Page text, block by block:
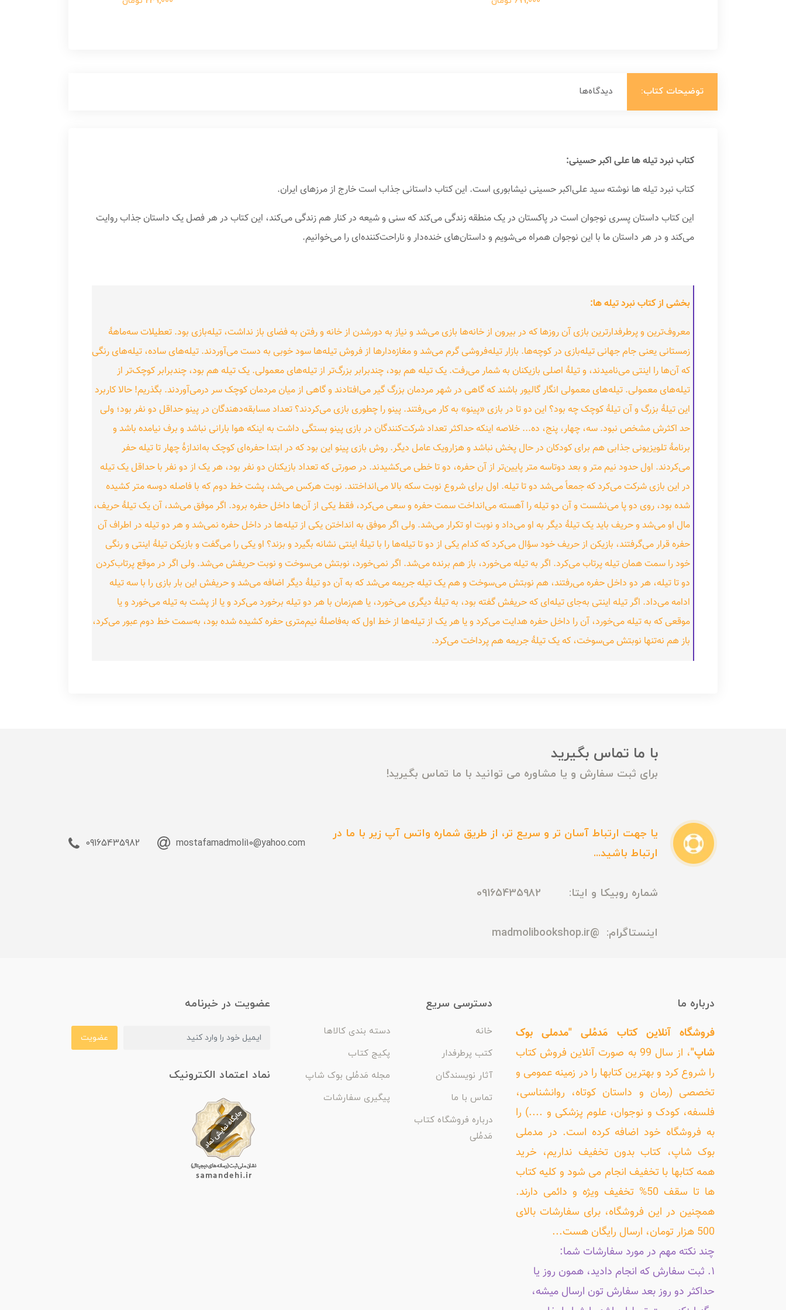
توضیحات کتاب: دیدگاه‌ها
کتاب نبرد تیله ها علی اکبر حسینی:
کتاب نبرد تیله ها نوشته سید علی‌اکبر حسینی نیشابوری است. این کتاب داستانی جذاب است خارج از مرزهای ایران.
این کتاب داستان پسری نوجوان است در پاکستان در یک منطقه زندگی می‌کند که سنی و شیعه در کنار هم زندگی می‌کند، این کتاب در هر فصل یک داستان جذاب روایت
می‌کند و در هر داستان ما با این نوجوان همراه می‌شویم و داستان‌های خنده‌دار و ناراحت‌کننده‌ای را می‌خوانیم.
بخشی از کتاب نبرد تیله ها:
معروف‌ترین و پرطرفدارترین بازی آن روزها که در بیرون از خانه‌ها بازی می‌شد و نیاز به دورشدن از خانه و رفتن به فضای باز نداشت، تیله‌بازی بود. تعطیلات سه‌ماههٔ
زمستانی یعنی جام جهانی تیله‌بازی در کوچه‌ها. بازار تیله‌فروشی گرم می‌شد و مغازه‌دارها از فروش تیله‌ها سود خوبی به دست می‌آوردند. تیله‌های ساده، تیله‌های رنگی
که آن‌ها را اینتی می‌نامیدند، و تیلهٔ اصلی بازیکنان به شمار می‌رفت. یک تیله هم بود، چندبرابر بزرگ‌تر از تیله‌های معمولی. یک تیله هم بود، چندبرابر کوچک‌تر از
تیله‌های معمولی. تیله‌های معمولی انگار گالیور باشند که گاهی در شهر مردمان بزرگ گیر می‌افتادند و گاهی از میان مردمان کوچک سر درمی‌آوردند. بگذریم! حالا کاربرد
این تیلهٔ بزرگ و آن تیلهٔ کوچک چه بود؟ این دو تا در بازی «پینو» به کار می‌رفتند. پینو را چطوری بازی می‌کردند؟ تعداد مسابقه‌دهندگان در پینو حداقل دو نفر بود؛ ولی
حد اکثرش مشخص نبود. سه، چهار، پنج، ده... خلاصه اینکه حداکثر تعداد شرکت‌کنندگان در بازی پینو بستگی داشت به اینکه هوا بارانی نباشد و برف نیامده باشد و
برنامهٔ تلویزیونی جذابی هم برای کودکان در حال پخش نباشد و هزارویک عامل دیگر. روش بازی پینو این بود که در ابتدا حفره‌ای کوچک به‌اندازهٔ چهار تا تیله حفر
می‌کردند. اول حدود نیم متر و بعد دوتاسه متر پایین‌تر از آن حفره، دو تا خطی می‌کشیدند. در صورتی که تعداد بازیکنان دو نفر بود، هر یک از دو نفر با حداقل یک تیله
در این بازی شرکت می‌کرد که جمعاً می‌شد دو تا تیله. اول برای شروع نوبت سکه بالا می‌انداختند. نوبت هرکس می‌شد، پشت خط دوم که با فاصله دوسه متر کشیده
شده بود، روی دو پا می‌نشست و آن دو تیله را آهسته می‌انداخت سمت حفره و سعی می‌کرد، فقط یکی از آن‌ها داخل حفره برود. اگر موفق می‌شد، آن یک تیلهٔ حریف،
مال او می‌شد و حریف باید یک تیلهٔ دیگر به او می‌داد و نوبت او تکرار می‌شد. ولی اگر موفق به انداختن یکی از تیله‌ها در داخل حفره نمی‌شد و هر دو تیله در اطراف آن
حفره قرار می‌گرفتند، بازیکن از حریف خود سؤال می‌کرد که کدام یکی از دو تا تیله‌ها را با تیلهٔ اینتی نشانه بگیرد و بزند؟ او یکی را می‌گفت و بازیکن تیلهٔ اینتی و رنگی
خود را سمت همان تیله پرتاب می‌کرد. اگر به تیله می‌خورد، باز هم برنده می‌شد. اگر نمی‌خورد، نوبتش می‌سوخت و نوبت حریفش می‌شد. ولی اگر در موقع پرتاب‌کردن
دو تا تیله، هر دو داخل حفره می‌رفتند، هم نوبتش می‌سوخت و هم یک تیله جریمه می‌شد که به آن دو تیلهٔ دیگر اضافه می‌شد و حریفش این بار بازی را با سه تیله
ادامه می‌داد. اگر تیله اینتی به‌جای تیله‌ای که حریفش گفته بود، به تیلهٔ دیگری می‌خورد، یا هم‌زمان با هر دو تیله برخورد می‌کرد و یا از پشت به تیله می‌خورد و یا
موقعی که به تیله می‌خورد، آن را داخل حفره هدایت می‌کرد و یا هر یک از تیله‌ها از خط اول که به‌فاصلهٔ نیم‌متری حفره کشیده شده بود، به‌سمت خط دوم عبور می‌کرد،
باز هم نه‌تنها نوبتش می‌سوخت، که یک تیلهٔ جریمه هم پرداخت می‌کرد.
با ما تماس بگیرید
برای ثبت سفارش و یا مشاوره می توانید با ما تماس بگیرید!
یا جهت ارتباط آسان تر و سریع تر، از طریق شماره واتس آپ زیر با ما در
ارتباط باشید...
شماره روبیکا و ایتا: 09165435982
اینستاگرام: @madmolibookshop.ir
mostafamadmoli10@yahoo.com
09165435982
درباره ما
فروشگاه آنلاین کتاب مَدمُلی "مدملی بوک
شاپ"
، از سال 99 به صورت آنلاین فروش کتاب
را شروع کرد و بهترین کتابها را در زمینه عمومی و
تخصصی (رمان و داستان کوتاه، روانشناسی،
فلسفه، کودک و نوجوان، علوم پزشکی و ....) را
به فروشگاه خود اضافه کرده است. در مدملی
بوک شاپ، کتاب بدون تخفیف نداریم، خرید
همه کتابها با تخفیف انجام می شود و کلیه کتاب
ها تا سقف 50% تخفیف ویژه و دائمی دارند.
همچنین در این فروشگاه، برای سفارشات بالای
500 هزار تومان، ارسال رایگان هست...
چند نکته مهم در مورد سفارشات شما:
۱. ثبت سفارش که انجام دادید، همون روز یا
حداکثر دو روز بعد سفارش تون ارسال میشه،
دسترسی سریع
خانه
دسته بندی کالاها
کتب پرطرفدار
پکیج کتاب
آثار نویسندگان
مجله مَدمُلی بوک شاپ
تماس با ما
پیگیری سفارشات
درباره فروشگاه کتاب
مَدمُلی
عضویت در خبرنامه
عضویت
نماد اعتماد الکترونیک